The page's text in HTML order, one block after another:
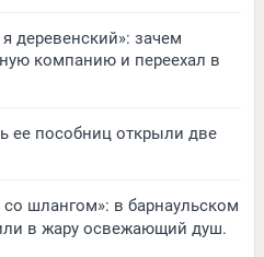
деревенский»: зачем
компанию и переехал в
ее пособниц открыли две
со шлангом»: в барнаульском
в жару освежающий душ.